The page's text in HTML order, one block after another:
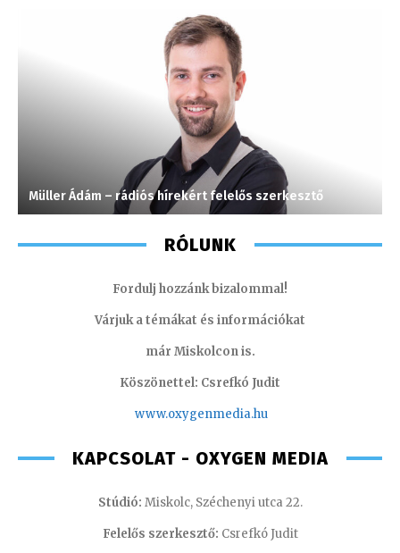
Müller Ádám – rádiós hírekért felelős szerkesztő
RÓLUNK
Fordulj hozzánk bizalommal!
Várjuk a témákat és információkat
már Miskolcon is.
Köszönettel: Csrefkó Judit
www.oxygenmedia.hu
KAPCSOLAT - OXYGEN MEDIA
Stúdió: Miskolc, Széchenyi utca 22.
Felelős szerkesztő: Csrefkó Judit